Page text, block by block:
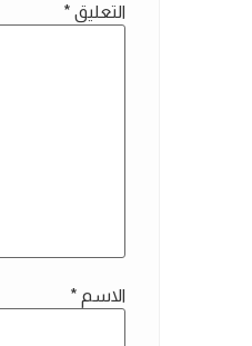
التعليق *
الاسم *